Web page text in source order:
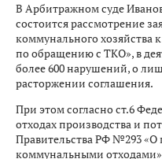
В Арбитражном суде
состоится рассмотрение
коммунального хозяйства
по обращению с ТКО», в
более 600 нарушений, о
расторжении соглашения.
При этом согласно ст.6
отходах производства и
Правительства РФ №293
коммунальными